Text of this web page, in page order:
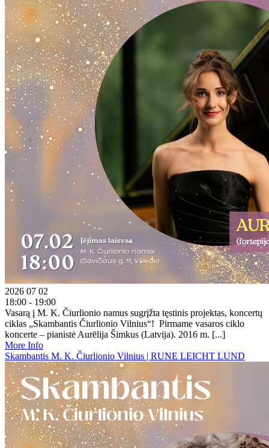
2026 07 02
18:00 - 19:00
Vasarą į M. K. Čiurlionio namus sugrįžta tęstinis projektas, koncertų
ciklas „Skambantis Čiurlionio Vilnius“! Pirmame vasaros ciklo
koncerte – pianistė Aurēlija Šimkus (Latvija). 2016 m. [...]
More Info
Skambantis M. K. Čiurlionio Vilnius | RUNE LEICHT LUND